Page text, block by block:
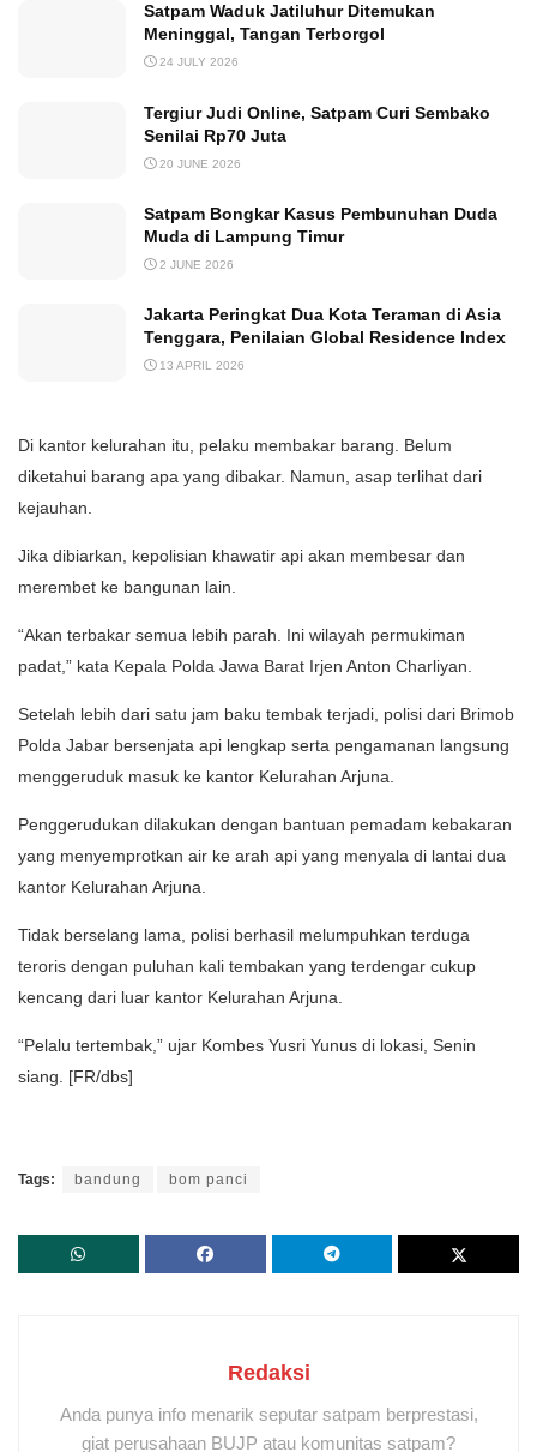
Satpam Waduk Jatiluhur Ditemukan
Meninggal, Tangan Terborgol
24 JULY 2026
Tergiur Judi Online, Satpam Curi Sembako
Senilai Rp70 Juta
20 JUNE 2026
Satpam Bongkar Kasus Pembunuhan Duda
Muda di Lampung Timur
2 JUNE 2026
Jakarta Peringkat Dua Kota Teraman di Asia
Tenggara, Penilaian Global Residence Index
13 APRIL 2026
Di kantor kelurahan itu, pelaku membakar barang. Belum
diketahui barang apa yang dibakar. Namun, asap terlihat dari
kejauhan.
Jika dibiarkan, kepolisian khawatir api akan membesar dan
merembet ke bangunan lain.
“Akan terbakar semua lebih parah. Ini wilayah permukiman
padat,” kata Kepala Polda Jawa Barat Irjen Anton Charliyan.
Setelah lebih dari satu jam baku tembak terjadi, polisi dari Brimob
Polda Jabar bersenjata api lengkap serta pengamanan langsung
menggeruduk masuk ke kantor Kelurahan Arjuna.
Penggerudukan dilakukan dengan bantuan pemadam kebakaran
yang menyemprotkan air ke arah api yang menyala di lantai dua
kantor Kelurahan Arjuna.
Tidak berselang lama, polisi berhasil melumpuhkan terduga
teroris dengan puluhan kali tembakan yang terdengar cukup
kencang dari luar kantor Kelurahan Arjuna.
“Pelalu tertembak,” ujar Kombes Yusri Yunus di lokasi, Senin
siang. [FR/dbs]
Tags: bandung bom panci
Redaksi
Anda punya info menarik seputar satpam berprestasi,
giat perusahaan BUJP atau komunitas satpam?